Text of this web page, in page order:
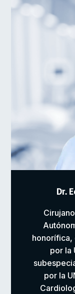
Dr.
honorífica,
por la
por la